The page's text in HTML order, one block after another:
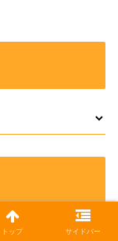
エンジンを入手
トップ サイドバー